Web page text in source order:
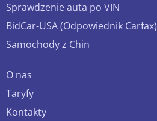
Sprawdzenie auta po VIN
BidCar-USA (Odpowiednik Carfax)
Samochody z Chin
O nas
Taryfy
Kontakty